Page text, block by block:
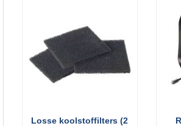
Losse koolstoffilters (2